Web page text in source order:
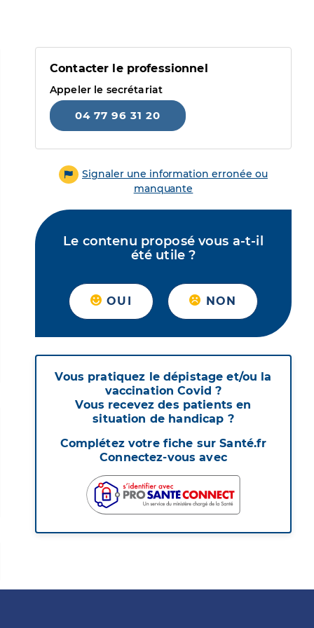
Contacter le professionnel
Appeler le secrétariat
04 77 96 31 20
Signaler une information erronée ou
manquante
Le contenu proposé vous a-t-il
été utile ?
OUI NON
Vous pratiquez le dépistage et/ou la
vaccination Covid ?
Vous recevez des patients en
situation de handicap ?
Complétez votre fiche sur Santé.fr
Connectez-vous avec